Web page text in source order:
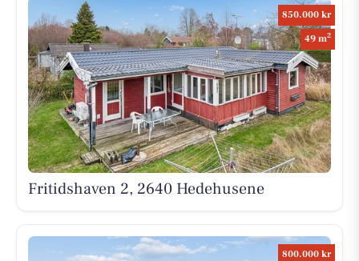
850.000 kr
49 m2
Fritidshaven 2, 2640 Hedehusene
800.000 kr